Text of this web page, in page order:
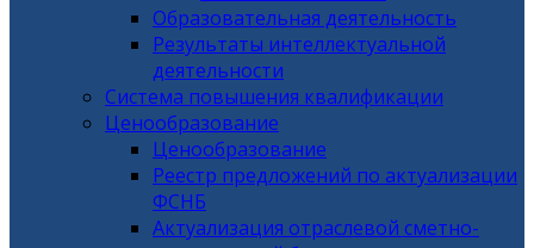
Образовательная деятельность
Результаты интеллектуальной
деятельности
Система повышения квалификации
Ценообразование
Ценообразование
Реестр предложений по актуализации
ФСНБ
Актуализация отраслевой сметно-